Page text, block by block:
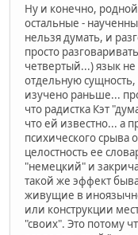
Ну и конечно, родной
остальные -
нельзя думать, и
просто
четвертый...) язык не
отдельную
изучено раньше...
что радистка Кэт
что ей известно... а
психического срыва
целостность ее
"немецкий" и
такой же эффект
живущие в
или конструкции
"своих". Это потому